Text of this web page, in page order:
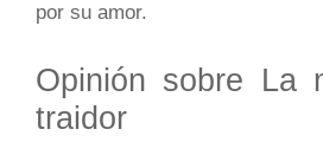
por su amor.
Opinión sobre La
traidor